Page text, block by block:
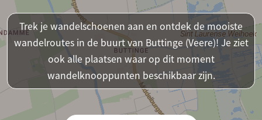
Trek je wandelschoenen aan en ontdek de mooiste
wandelroutes in de buurt van Buttinge (Veere)! Je ziet
ook alle plaatsen waar op dit moment
wandelknooppunten beschikbaar zijn.